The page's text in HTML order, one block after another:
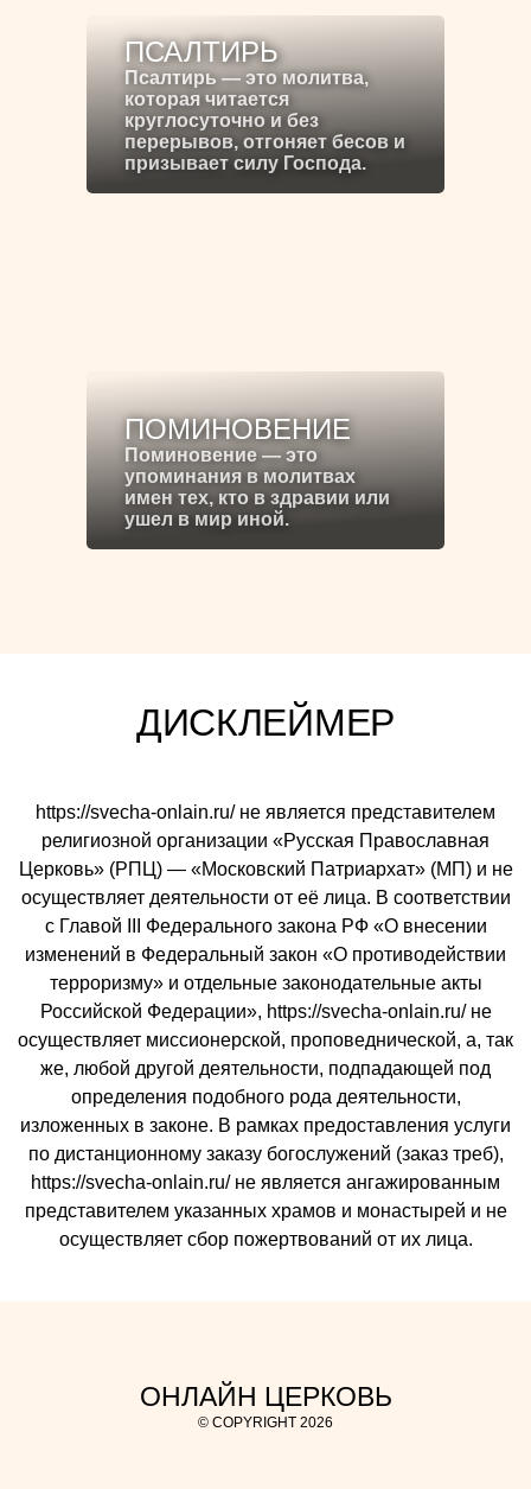
ПСАЛТИРЬ
Псалтирь — это молитва,
которая читается
круглосуточно и без
перерывов, отгоняет бесов и
призывает силу Господа.
ПОМИНОВЕНИЕ
Поминовение — это
упоминания в молитвах
имен тех, кто в здравии или
ушел в мир иной.
ДИСКЛЕЙМЕР
https://svecha-onlain.ru/ не является представителем
религиозной организации «Русская Православная
Церковь» (РПЦ) — «Московский Патриархат» (МП) и не
осуществляет деятельности от её лица. В соответствии
с Главой III Федерального закона РФ «О внесении
изменений в Федеральный закон «О противодействии
терроризму» и отдельные законодательные акты
Российской Федерации», https://svecha-onlain.ru/ не
осуществляет миссионерской, проповеднической, а, так
же, любой другой деятельности, подпадающей под
определения подобного рода деятельности,
изложенных в законе. В рамках предоставления услуги
по дистанционному заказу богослужений (заказ треб),
https://svecha-onlain.ru/ не является ангажированным
представителем указанных храмов и монастырей и не
осуществляет сбор пожертвований от их лица.
ОНЛАЙН ЦЕРКОВЬ
© COPYRIGHT 2026